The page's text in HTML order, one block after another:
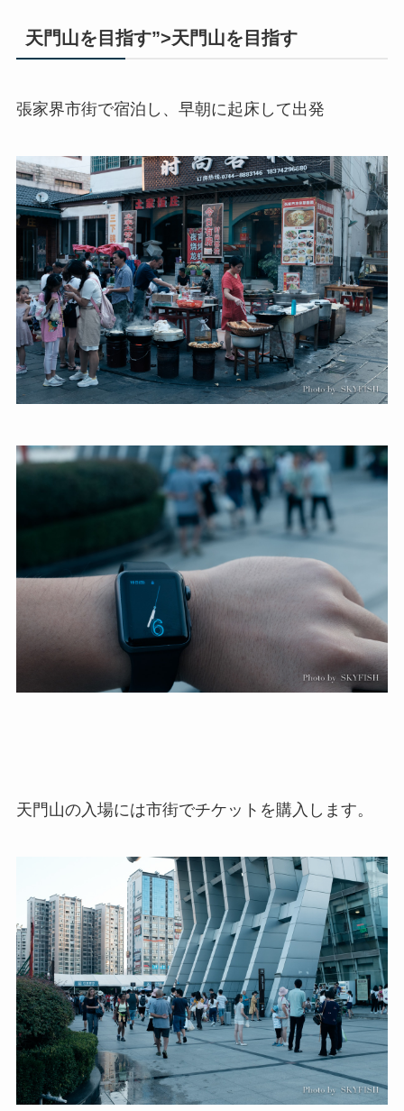
天門山を目指す”>天門山を目指す
張家界市街で宿泊し、早朝に起床して出発
天門山の入場には市街でチケットを購入します。